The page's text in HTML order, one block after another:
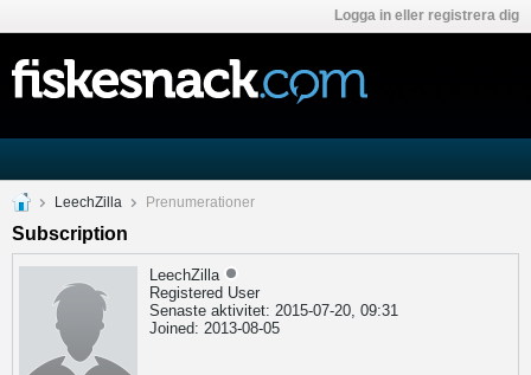
Logga in eller registrera dig
LeechZilla Prenumerationer
Subscription
LeechZilla
Registered User
Senaste aktivitet: 2015-07-20, 09:31
Joined: 2013-08-05